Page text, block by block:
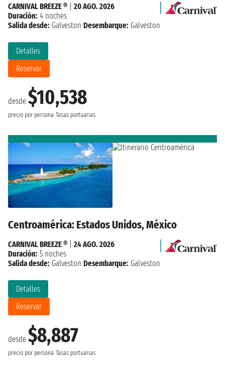
desde $10,538
precio por persona Tasas portuarias
Detalles
Reservar
CARNIVAL BREEZE ®
20 AGO. 2026
Duración: 4 noches
Salida desde: Galveston Desembarque: Galveston
Centroamérica: Estados Unidos, México
desde $8,887
precio por persona Tasas portuarias
Detalles
Reservar
CARNIVAL BREEZE ®
24 AGO. 2026
Duración: 5 noches
Salida desde: Galveston Desembarque: Galveston